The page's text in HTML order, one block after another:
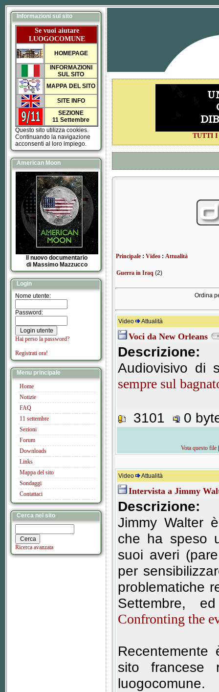
Informazioni sul sito
Se vuoi aiutare
LUOGOCOMUNE
HOMEPAGE
INFORMAZIONI
SUL SITO
MAPPA DEL SITO
SITE INFO
SEZIONE
11 Settembre
Questo sito utilizza cookies.
Continuando la navigazione
acconsenti al loro impiego.
American Moon
Il nuovo documentario
di Massimo Mazzucco
Login
Nome utente:
Password:
Hai perso la password?
Registrati ora!
Menu principale
Home
Notizie
FAQ
11 settembre
Sezioni
Forum
Downloads
Links
Mappa del sito
Sondaggi
Contattaci
Cerca nel sito
Ricerca avanzata
TUTTI I
Principale : Video : Attualità
Guerra in Iraq (2)
Ordina
Video Attualità
Voci da New Orleans
Descrizione:
Audiovisivo di
sempre sul
3101 0
Vota questo file
Video Attualità
Intervista a Jimmy
Descrizione:
Jimmy Walter
che ha speso
suoi averi
per
problematiche
Settembre,
Confronting the
sito francese
luogocomune.